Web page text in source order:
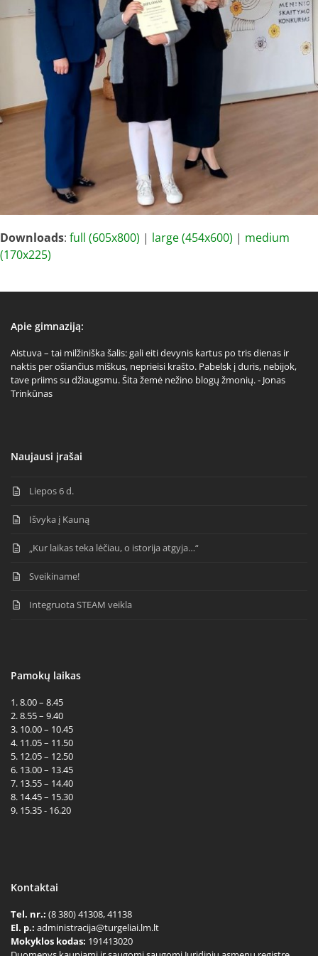
Downloads: full (605x800) | large (454x600) | medium
(170x225)
Apie gimnaziją:
Aistuva – tai milžiniška šalis: gali eiti devynis kartus po tris dienas ir
naktis per ošiančius miškus, neprieisi krašto. Pabelsk į duris, nebijok,
tave priims su džiaugsmu. Šita žemė nežino blogų žmonių. - Jonas
Trinkūnas
Naujausi įrašai
Liepos 6 d.
Išvyka į Kauną
„Kur laikas teka lėčiau, o istorija atgyja…“
Sveikiname!
Integruota STEAM veikla
Pamokų laikas
1. 8.00 – 8.45
2. 8.55 – 9.40
3. 10.00 – 10.45
4. 11.05 – 11.50
5. 12.05 – 12.50
6. 13.00 – 13.45
7. 13.55 – 14.40
8. 14.45 – 15.30
9. 15.35 - 16.20
Kontaktai
Tel. nr.: (8 380) 41308, 41138
El. p.: administracija@turgeliai.lm.lt
Mokyklos kodas: 191413020